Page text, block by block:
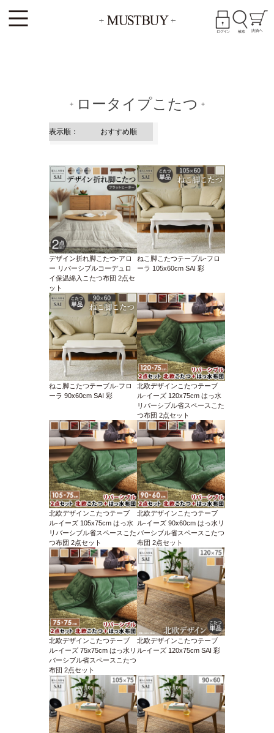
ロータイプこたつ
デザイン折れ脚こたつ-アロ
ー リバーシブルコーデュロ
イ保温綿入こたつ布団 2点セ
ット
ねこ脚こたつテーブル-フロ
ーラ 105x60cm SAI 彩
ねこ脚こたつテーブル-フロ
ーラ 90x60cm SAI 彩
北欧デザインこたつテーブ
ル-イーズ 120x75cm はっ水
リバーシブル省スペースこた
つ布団 2点セット
北欧デザインこたつテーブ
ル-イーズ 105x75cm はっ水
リバーシブル省スペースこた
つ布団 2点セット
北欧デザインこたつテーブ
ル-イーズ 90x60cm はっ水リ
バーシブル省スペースこたつ
布団 2点セット
北欧デザインこたつテーブ
ル-イーズ 75x75cm はっ水リ
バーシブル省スペースこたつ
布団 2点セット
北欧デザインこたつテーブ
ル-イーズ 120x75cm SAI 彩